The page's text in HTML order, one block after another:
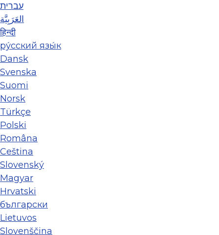
עברית
العَرَبِيَّة
हिन्दी
ру́сский язы́к
Dansk
Svenska
Suomi
Norsk
Türkçe
Polski
Româna
Ceština
Slovenský
Magyar
Hrvatski
български
Lietuvos
Slovenščina